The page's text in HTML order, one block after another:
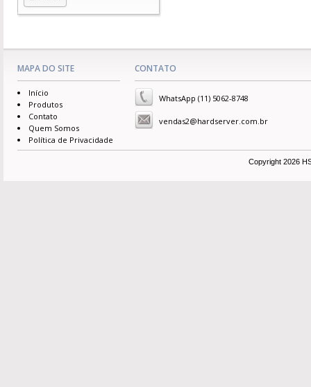
MAPA DO SITE
Início
Produtos
Contato
Quem Somos
Política de Privacidade
CONTATO
WhatsApp (11) 5062-8748
vendas2@hardserver.com.br
Copyright 2026